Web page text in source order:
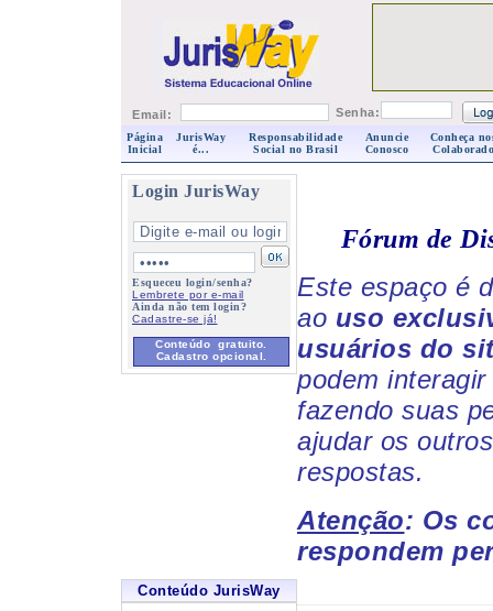
Email: Senha:
Página
Inicial
JurisWay
é...
Responsabilidade
Social no Brasil
Anuncie
Conosco
Conheça
Login JurisWay
Esqueceu login/senha?
Lembrete por e-mail
Ainda não tem login?
Cadastre-se já!
Conteúdo gratuito.
Cadastro opcional.
Conteúdo JurisWay
Fórum de
Este espaço é
ao uso
usuários do
podem
fazendo suas
ajudar os
respostas.
Atenção: Os
respondem